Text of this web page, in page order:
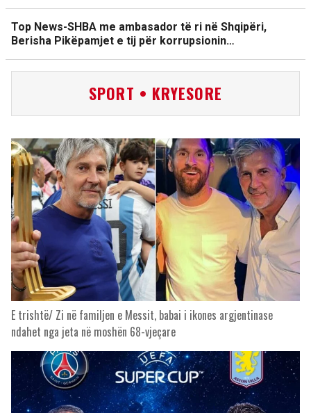
Top News-SHBA me ambasador të ri në Shqipëri,
Berisha Pikëpamjet e tij për korrupsionin…
SPORT • KRYESORE
E trishtë/ Zi në familjen e Messit, babai i ikones argjentinase
ndahet nga jeta në moshën 68-vjeçare